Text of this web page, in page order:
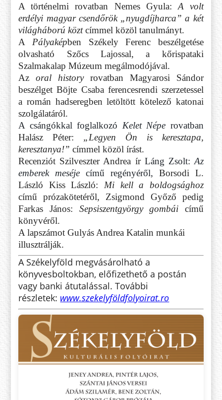
A történelmi rovatban Nemes Gyula:
A volt
erdélyi magyar csendőrök „nyugdíjharca” a két
világháború köztcímmel közöl tanulmányt.
A Pályaképben Székely Ferenc beszélgetése
olvasható Szőcs Lajossal, a kőrispataki
Szalmakalap Múzeum megálmodójával.
Azoral historyrovatban Magyarosi Sándor
beszélget Böjte Csaba ferencesrendi szerzetessel
a román hadseregben letöltött kötelező katonai
szolgálatáról.
A csángókkal foglalkozó Kelet Népe rovatban
Halász Péter: „Legyen Ön is keresztapa,
keresztanya!” címmel közöl írást.
Recenziót Szilveszter Andrea ír Láng Zsolt: Az
emberek meséje című regényéről, Borsodi L.
László Kiss László: Mi kell a boldogsághoz
című prózakötetéről, Zsigmond Győző pedig
Farkas János: Sepsiszentgyörgy gombái című
könyvéről.
A lapszámot Gulyás Andrea Katalin munkái
illusztrálják.
A Székelyföld megvásárolható a
könyvesboltokban, előfizethető a postán
vagy banki átutalással. További
részletek: www.szekelyföldfolyoirat.ro